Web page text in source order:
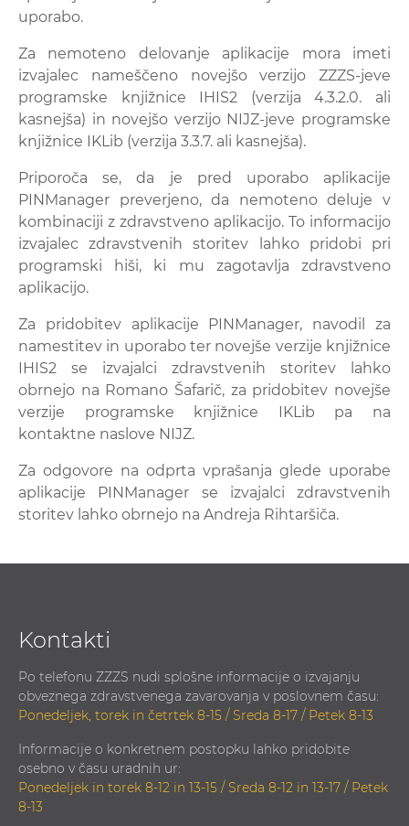
uporabo.
Za nemoteno delovanje aplikacije mora imeti
izvajalec nameščeno novejšo verzijo ZZZS-jeve
programske knjižnice IHIS2 (verzija 4.3.2.0. ali
kasnejša) in novejšo verzijo NIJZ-jeve programske
knjižnice IKLib (verzija 3.3.7. ali kasnejša).
Priporoča se, da je pred uporabo aplikacije
PINManager preverjeno, da nemoteno deluje v
kombinaciji z zdravstveno aplikacijo. To informacijo
izvajalec zdravstvenih storitev lahko pridobi pri
programski hiši, ki mu zagotavlja zdravstveno
aplikacijo.
Za pridobitev aplikacije PINManager, navodil za
namestitev in uporabo ter novejše verzije knjižnice
IHIS2 se izvajalci zdravstvenih storitev lahko
obrnejo na Romano Šafarič, za pridobitev novejše
verzije programske knjižnice IKLib pa na
kontaktne naslove NIJZ.
Za odgovore na odprta vprašanja glede uporabe
aplikacije PINManager se izvajalci zdravstvenih
storitev lahko obrnejo na Andreja Rihtaršiča.
Kontakti
Po telefonu ZZZS nudi splošne informacije o izvajanju
obveznega zdravstvenega zavarovanja v poslovnem času:
Ponedeljek, torek in četrtek 8-15 / Sreda 8-17 / Petek 8-13
Informacije o konkretnem postopku lahko pridobite
osebno v času uradnih ur:
Ponedeljek in torek 8-12 in 13-15 / Sreda 8-12 in 13-17 / Petek
8-13